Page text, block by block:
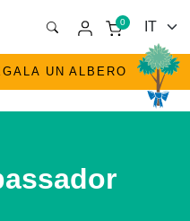
0
UN ALBERO